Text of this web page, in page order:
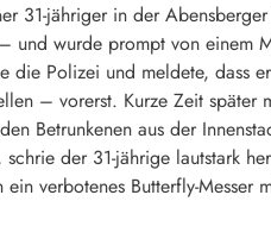
31-jähriger in der
wurde prompt von einem
die Polizei und meldete, dass
– vorerst. Kurze Zeit
Betrunkenen aus der
der 31-jährige lautstark
verbotenes Butterfly-Messer